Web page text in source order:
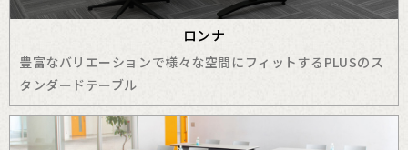
ロンナ
豊富なバリエーションで様々な空間にフィットするPLUSのス
タンダードテーブル